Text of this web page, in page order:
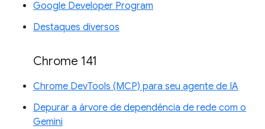
Google Developer Program
Destaques diversos
Chrome 141
Chrome DevTools (MCP) para seu agente de IA
Depurar a árvore de dependência de rede com o
Gemini